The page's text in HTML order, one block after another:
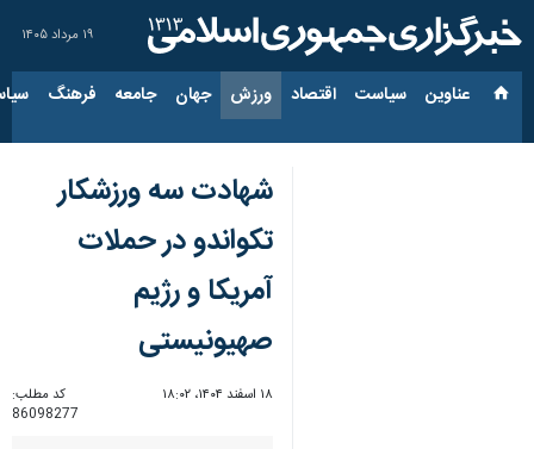
۱۹ مرداد ۱۴۰۵
عناوین‌ سیاست اقتصاد ورزش جهان جامعه فرهنگ
شهادت سه ورزشکار
تکواندو در حملات
آمریکا و رژیم
صهیونیستی
۱۸ اسفند ۱۴۰۴، ۱۸:۰۲
کد مطلب:
86098277